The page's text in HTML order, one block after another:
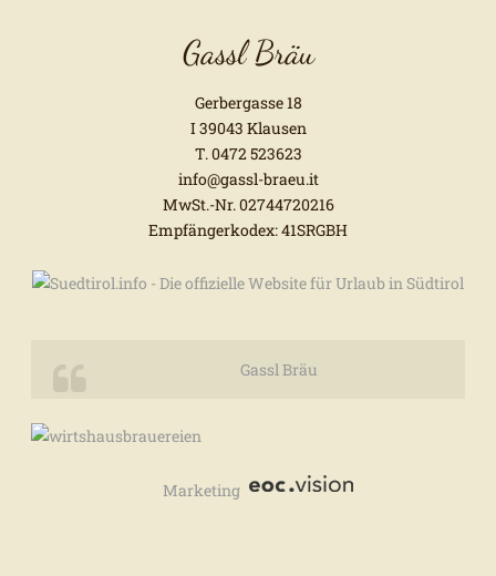
Gassl Bräu
Gerbergasse 18
I 39043 Klausen
T. 0472 523623
info@gassl-braeu.it
MwSt.-Nr. 02744720216
Empfängerkodex: 41SRGBH
Gassl Bräu
Marketing